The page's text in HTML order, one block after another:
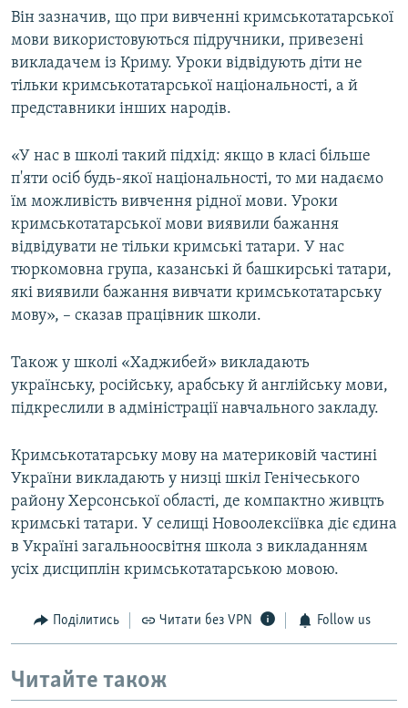
Він зазначив, що при вивченні кримськотатарської
мови використовуються підручники, привезені
викладачем із Криму. Уроки відвідують діти не
тільки кримськотатарської національності, а й
представники інших народів.
«У нас в школі такий підхід: якщо в класі більше
п'яти осіб будь-якої національності, то ми надаємо
їм можливість вивчення рідної мови. Уроки
кримськотатарської мови виявили бажання
відвідувати не тільки кримські татари. У нас
тюркомовна група, казанські й башкирські татари,
які виявили бажання вивчати кримськотатарську
мову», – сказав працівник школи.
Також у школі «Хаджибей» викладають
українську, російську, арабську й англійську мови,
підкреслили в адміністрації навчального закладу.
Кримськотатарську мову на материковій частині
України викладають у низці шкіл Генічеського
району Херсонської області, де компактно живцть
кримські татари. У селищі Новоолексіївка діє єдина
в Україні загальноосвітня школа з викладанням
усіх дисциплін кримськотатарською мовою.
Поділитись Читати без VPN Follow us
Читайте також